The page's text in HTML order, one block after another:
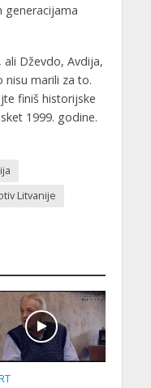
generacijama
Dževdo, Avdija,
nisu marili za to.
finiš historijske
1999. godine.
Litvanije